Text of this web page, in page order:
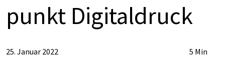
punkt Di­gi­tal­druck
25. Januar 2022 5 Min